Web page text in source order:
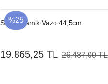
%25
Sırlı Seramik Vazo 44,5cm
19.865,25 TL 26.487,00 TL